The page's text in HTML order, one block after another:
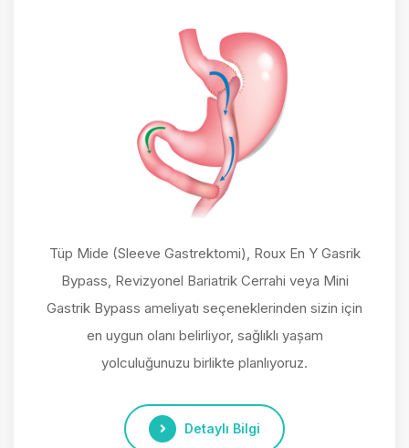
Tüp Mide (Sleeve Gastrektomi), Roux En Y Gasrik
Bypass, Revizyonel Bariatrik Cerrahi veya Mini
Gastrik Bypass ameliyatı seçeneklerinden sizin için
en uygun olanı belirliyor, sağlıklı yaşam
yolculuğunuzu birlikte planlıyoruz.
Detaylı Bilgi